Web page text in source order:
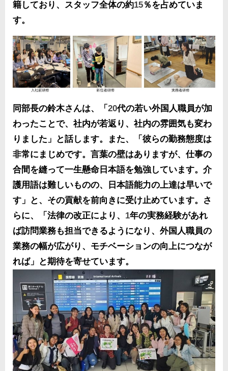
籍しており、スタッフ全体の約15％を占めていま
す。
同部長の鈴木さんは、「 20代の若い外国人職員が加
わったことで、社内が若返り、社内の雰囲気も変わ
りました」と話します。また、「彼らの勤務態度は
非常にまじめです。言葉の壁はありますが、仕事の
合間を縫って一生懸命日本語を勉強しています。介
護用語は難しいものの、日本語能力の上達は早いで
す」と、その貢献を前向きに受け止めています。さ
らに、「法律の改正により、 1年の実務経験があれ
ば訪問業務も担当できるようになり、外国人職員の
業務の幅が広がり、モチベーションの向上につなが
れば」と期待を寄せています。